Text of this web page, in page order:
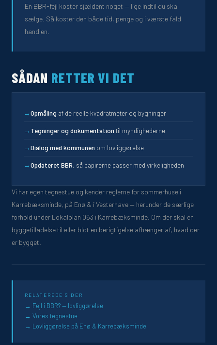
En BBR-fejl koster sjældent noget — lige indtil du skal
sælge. Så koster den både tid, penge og i værste fald
handlen.
SÅDAN RETTER VI DET
→Opmåling af de reelle kvadratmeter og bygninger
→ Tegninger og dokumentation til myndighederne
→Dialog med kommunen om lovliggørelse
→Opdateret BBR, så papirerne passer med virkeligheden
Vi har egen tegnestue og kender reglerne for sommerhuse i
Karrebæksminde, på Enø & i Vesterhave — herunder de særlige
forhold under Lokalplan 063 i Karrebæksminde. Om der skal en
byggetilladelse til eller blot en berigtigelse afhænger af, hvad der
er bygget.
RELATEREDE SIDER
Fejl i BBR? — lovliggørelse
Vores tegnestue
Lovliggørelse på Enø & Karrebæksminde